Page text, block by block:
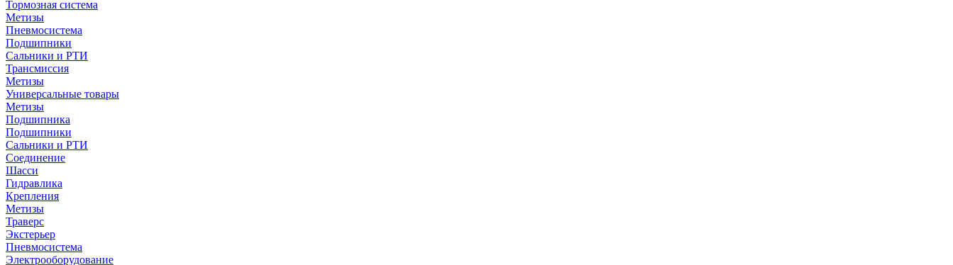
Тормозная система
Метизы
Пневмосистема
Подшипники
Сальники и РТИ
Трансмиссия
Метизы
Универсальные товары
Метизы
Подшипника
Подшипники
Сальники и РТИ
Соединение
Шасси
Гидравлика
Крепления
Метизы
Траверс
Экстерьер
Пневмосистема
Электрооборудование